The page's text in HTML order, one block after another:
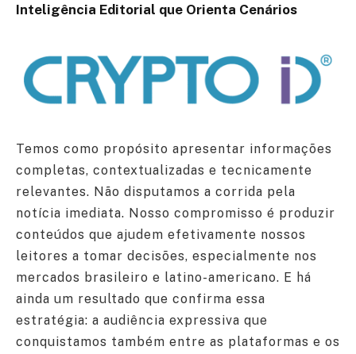
Inteligência Editorial que Orienta Cenários
Temos como propósito apresentar informações
completas, contextualizadas e tecnicamente
relevantes. Não disputamos a corrida pela
notícia imediata. Nosso compromisso é produzir
conteúdos que ajudem efetivamente nossos
leitores a tomar decisões, especialmente nos
mercados brasileiro e latino-americano. E há
ainda um resultado que confirma essa
estratégia: a audiência expressiva que
conquistamos também entre as plataformas e os